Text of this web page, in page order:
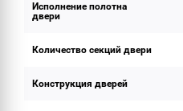
Исполнение полотна
двери
Количество секций двери
Конструкция дверей